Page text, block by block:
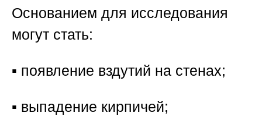
Основанием для исследования
могут стать:
▪️ появление вздутий на стенах;
▪️ выпадение кирпичей;